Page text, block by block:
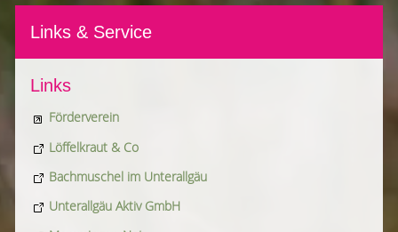
Links & Service
Links
Förderverein
Löffelkraut & Co
Bachmuschel im Unterallgäu
Unterallgäu Aktiv GmbH